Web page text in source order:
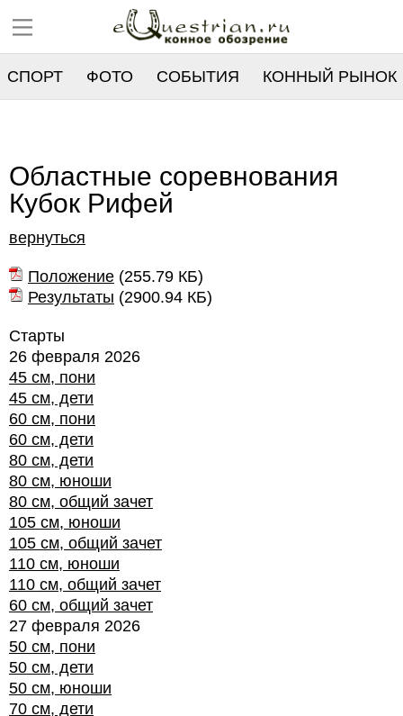
СПОРТ ФОТО СОБЫТИЯ КОННЫЙ РЫНОК
Областные соревнования
Кубок Рифей
вернуться
Положение (255.79 КБ)
Результаты (2900.94 КБ)
Старты
26 февраля 2026
45 см, пони
45 см, дети
60 см, пони
60 см, дети
80 см, дети
80 см, юноши
80 см, общий зачет
105 см, юноши
105 см, общий зачет
110 см, юноши
110 см, общий зачет
60 см, общий зачет
27 февраля 2026
50 см, пони
50 см, дети
50 см, юноши
70 см, дети